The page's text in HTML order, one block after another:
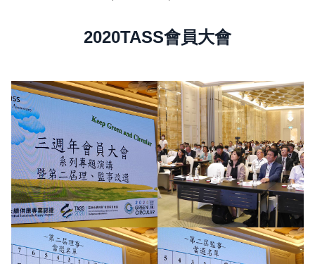
2020TASS會員大會